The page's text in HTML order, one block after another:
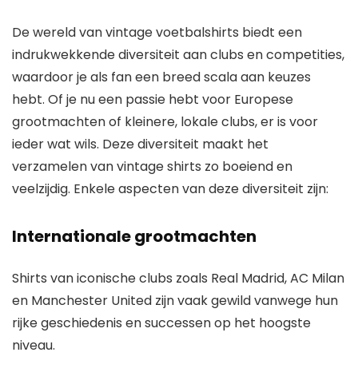
De wereld van vintage voetbalshirts biedt een
indrukwekkende diversiteit aan clubs en competities,
waardoor je als fan een breed scala aan keuzes
hebt. Of je nu een passie hebt voor Europese
grootmachten of kleinere, lokale clubs, er is voor
ieder wat wils. Deze diversiteit maakt het
verzamelen van vintage shirts zo boeiend en
veelzijdig. Enkele aspecten van deze diversiteit zijn:
Internationale grootmachten
Shirts van iconische clubs zoals Real Madrid, AC Milan
en Manchester United zijn vaak gewild vanwege hun
rijke geschiedenis en successen op het hoogste
niveau.